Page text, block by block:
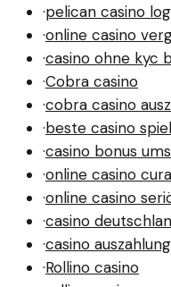
·pelican casino
·online casino
·casino ohne kyc
·Cobra casino
·cobra casino
·beste casino
·casino bonus
·online casino
·online casino
·casino
·casino
·Rollino casino